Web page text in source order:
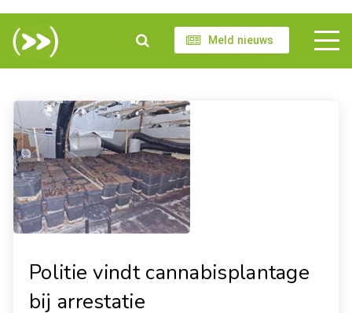
Meld nieuws
Politie vindt cannabisplantage
bij arrestatie